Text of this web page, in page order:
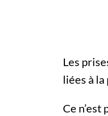
Les
liées à
Ce